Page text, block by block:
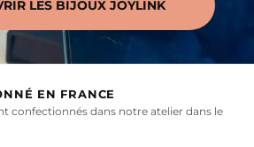
LES BIJOUX JOYLINK
EN FRANCE
confectionnés dans notre atelier dans le